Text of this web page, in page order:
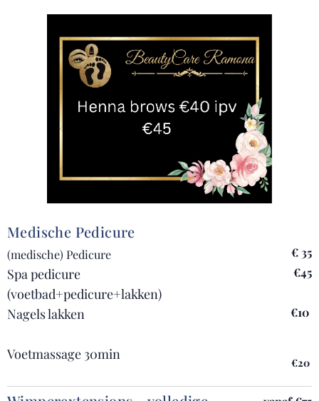
Medische Pedicure
(medische) Pedicure
Spa pedicure
(voetbad+pedicure+lakken)
Nagels lakken
Voetmassage 30min
€35
€45
€10
€20